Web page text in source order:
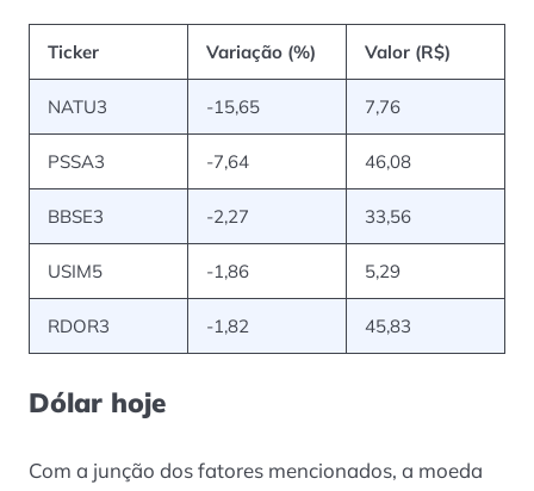
Ticker Variação (%) Valor (R$)
NATU3 -15,65 7,76
PSSA3 -7,64 46,08
BBSE3 -2,27 33,56
USIM5 -1,86 5,29
RDOR3 -1,82 45,83
Dólar hoje
Com a junção dos fatores mencionados, a moeda